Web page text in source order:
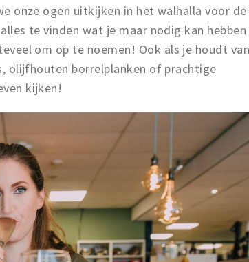
onze ogen uitkijken in het walhalla voor de
te vinden wat je maar nodig kan hebben
om op te noemen! Ook als je houdt
olijfhouten borrelplanken of prachtige
kijken!